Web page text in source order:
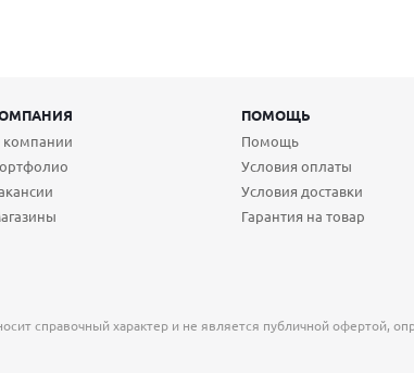
ПОМОЩЬ
Помощь
Условия оплаты
Условия доставки
Гарантия на товар
справочный характер и не является публичной офертой,